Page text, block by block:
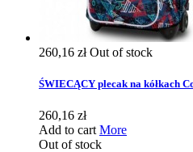
260,16 złOut of stock
ŚWIECĄCY plecak na kółkach
260,16 zł
Add to cart More
Out of stock